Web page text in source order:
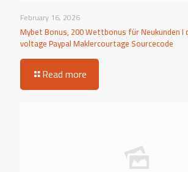
February 16, 2026
Mybet Bonus, 200 Wettbonus für Neukunden I
voltage Paypal Maklercourtage Sourcecode
Read more